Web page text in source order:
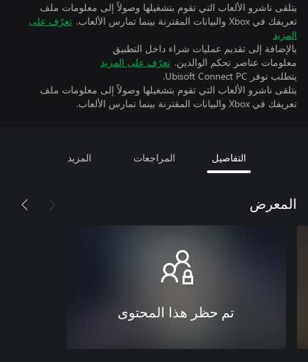
يتلقى ناشرو الألعاب التي تقوم بتشغيلها وصولاً إلى معلومات ملف
تعريفك في Xbox والبيانات المقترنة بينما تمارس الألعاب.
تعرّف على
المزيد
بالإضافة إلى تقديم عمليات شراء داخل التطبيق
معلومات عناصر تحكم الوالدين. تعرّف على المزيد
يتطلب توفر Ubisoft Connect PC.
يتلقى ناشرو الألعاب التي تقوم بتشغيلها وصولاً إلى معلومات ملف
تعريفك في Xbox والبيانات المقترنة بينما تمارس الألعاب.
التفاصيل المراجعات المزيد
المعرض
تم حظر هذا المحتوى